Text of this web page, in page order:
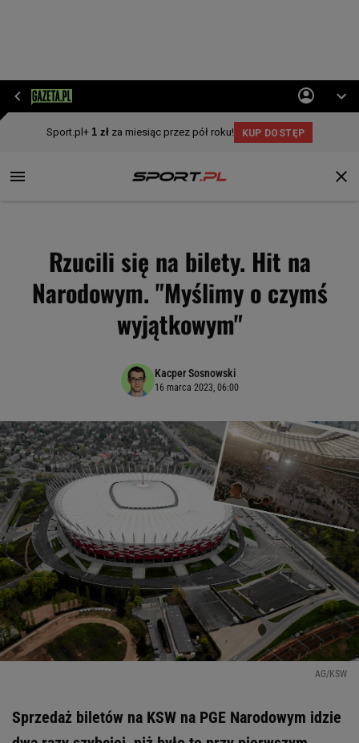
Rzucili się na bilety. Hit na
Narodowym. "Myślimy o czymś
wyjątkowym"
Kacper Sosnowski
16 marca 2023, 06:00
AG/KSW
Sprzedaż biletów na KSW na PGE Narodowym idzie